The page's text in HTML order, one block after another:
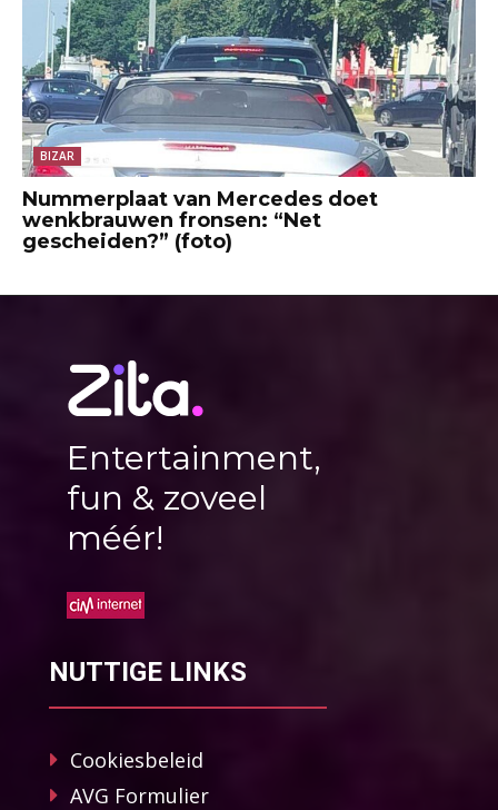
BIZAR
Nummerplaat van Mercedes doet
wenkbrauwen fronsen: “Net
gescheiden?” (foto)
Entertainment,
fun & zoveel
méér!
NUTTIGE LINKS
Cookiesbeleid
AVG Formulier